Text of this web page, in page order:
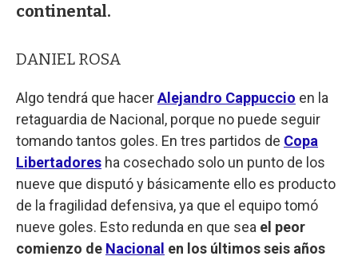
continental.
DANIEL ROSA
Algo tendrá que hacerAlejandro Cappuccio en la
retaguardia de Nacional, porque no puede seguir
tomando tantos goles. En tres partidos de Copa
Libertadores ha cosechado solo un punto de los
nueve que disputó y básicamente ello es producto
de la fragilidad defensiva, ya que el equipo tomó
nueve goles. Esto redunda en que sea el peor
comienzo de Nacional en los últimos seis años